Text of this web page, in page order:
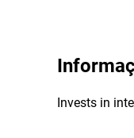
Invests in